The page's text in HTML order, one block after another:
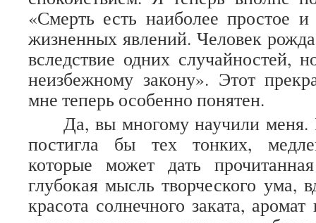
«Смерть есть наиболее простое
жизненных явлений. Человек
вследствие одних случайностей,
неизбежному закону». Этот
мне теперь особенно понятен.
Да, вы многому научили меня.
постигла бы тех тонких,
которые может дать
глубокая мысль творческого ума,
красота солнечного заката,